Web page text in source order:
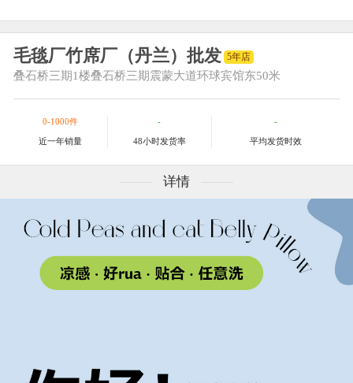
毛毯厂竹席厂（丹兰）批发 5年店
叠石桥三期1楼叠石桥三期震蒙大道环球宾馆东50米
0-1000件
近一年销量
-
48小时发货率
-
平均发货时效
详情